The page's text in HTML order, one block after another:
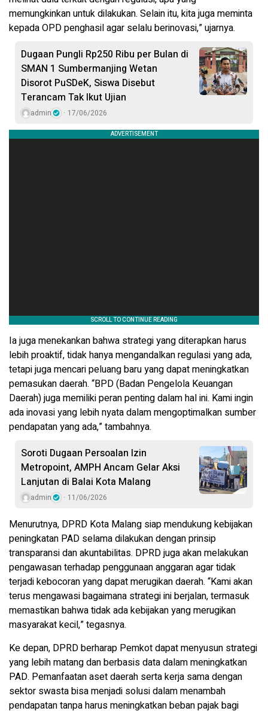
memungkinkan untuk dilakukan. Selain itu, kita juga meminta
kepada OPD penghasil agar selalu berinovasi,” ujarnya.
Dugaan Pungli Rp250 Ribu per Bulan di
SMAN 1 Sumbermanjing Wetan
Disorot PuSDeK, Siswa Disebut
Terancam Tak Ikut Ujian
admin 17/06/2026
Ia juga menekankan bahwa strategi yang diterapkan harus
lebih proaktif, tidak hanya mengandalkan regulasi yang ada,
tetapi juga mencari peluang baru yang dapat meningkatkan
pemasukan daerah. “BPD (Badan Pengelola Keuangan
Daerah) juga memiliki peran penting dalam hal ini. Kami ingin
ada inovasi yang lebih nyata dalam mengoptimalkan sumber
pendapatan yang ada,” tambahnya.
Soroti Dugaan Persoalan Izin
Metropoint, AMPH Ancam Gelar Aksi
Lanjutan di Balai Kota Malang
admin 11/06/2026
Menurutnya, DPRD Kota Malang siap mendukung kebijakan
peningkatan PAD selama dilakukan dengan prinsip
transparansi dan akuntabilitas. DPRD juga akan melakukan
pengawasan terhadap penggunaan anggaran agar tidak
terjadi kebocoran yang dapat merugikan daerah. “Kami akan
terus mengawasi bagaimana strategi ini berjalan, termasuk
memastikan bahwa tidak ada kebijakan yang merugikan
masyarakat kecil,” tegasnya.
Ke depan, DPRD berharap Pemkot dapat menyusun strategi
yang lebih matang dan berbasis data dalam meningkatkan
PAD. Pemanfaatan aset daerah serta kerja sama dengan
sektor swasta bisa menjadi solusi dalam menambah
pendapatan tanpa harus meningkatkan beban pajak bagi